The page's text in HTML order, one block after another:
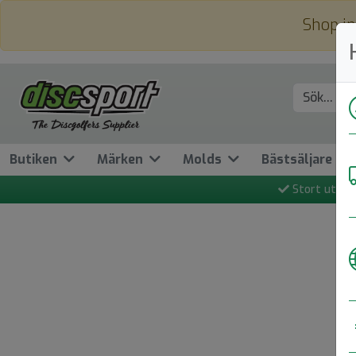
Shop
Butiken Märken Molds Bästsäljare
Stort utbud